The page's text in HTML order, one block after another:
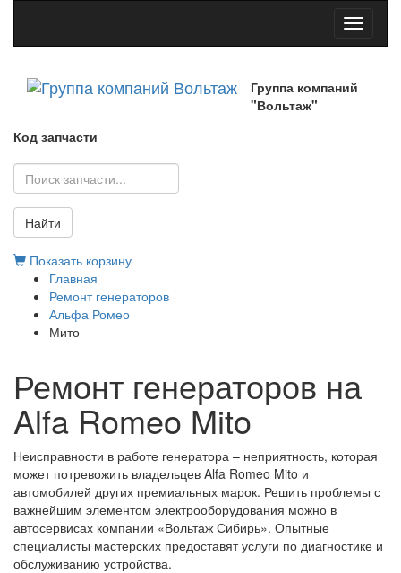
Toggle
Группа компаний
"Вольтаж"
Код запчасти
Найти
Показать корзину
Главная
Ремонт генераторов
Альфа Ромео
Мито
Ремонт генераторов на
Alfa Romeo Mito
Неисправности в работе генератора – неприятность, которая
может потревожить владельцев Alfa Romeo Mito и
автомобилей других премиальных марок. Решить проблемы с
важнейшим элементом электрооборудования можно в
автосервисах компании «Вольтаж Сибирь». Опытные
специалисты мастерских предоставят услуги по диагностике и
обслуживанию устройства.